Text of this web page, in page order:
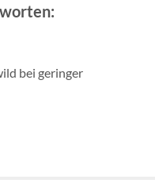
bei geringer